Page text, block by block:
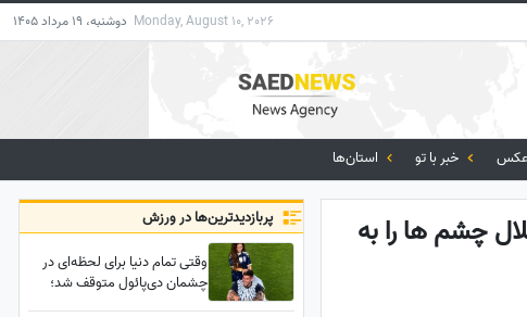
Monday, August 10, 2026 دوشنبه، 19 مرداد 1405
عکس خبر با تو استان‌ها
چشم ها را به
پربازدید‌ترین‌ها در ورزش
وقتی تمام دنیا برای لحظه‌ای در
چشمان دی‌پائول متوقف شد؛